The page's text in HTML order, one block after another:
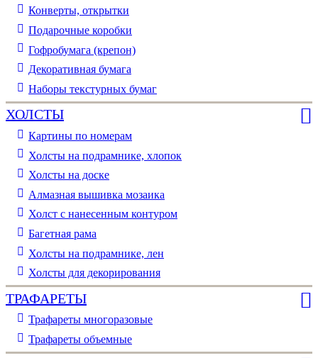
Конверты, открытки
Подарочные коробки
Гофробумага (крепон)
Декоративная бумага
Наборы текстурных бумаг
ХОЛСТЫ
Картины по номерам
Холсты на подрамнике, хлопок
Холсты на доске
Алмазная вышивка мозаика
Холст с нанесенным контуром
Багетная рама
Холсты на подрамнике, лен
Холсты для декорирования
ТРАФАРЕТЫ
Трафареты многоразовые
Трафареты объемные